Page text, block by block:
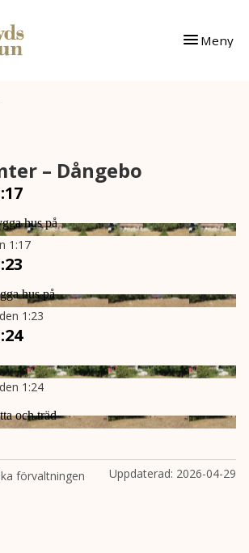
Meny
– Dångebo
1:17
1:23
1:24
förvaltningen Uppdaterad: 2026-04-29